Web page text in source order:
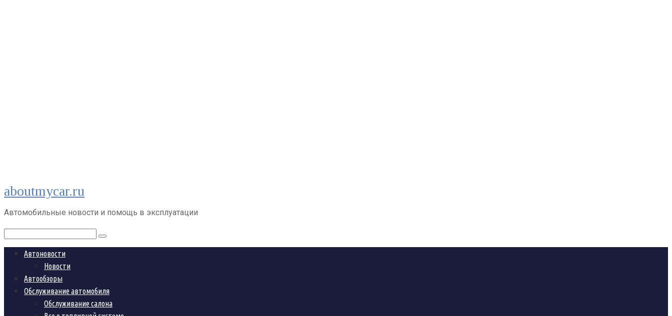
Перейти
к
контенту
aboutmycar.ru
Автомобильные новости и помощь в эксплуатации
Поиск:
Автоновости
Новости
Автообзоры
Обслуживание автомобиля
Обслуживание салона